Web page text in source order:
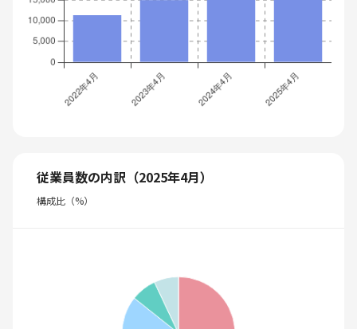
従業員数の内訳（2025年4月）
構成比（%）